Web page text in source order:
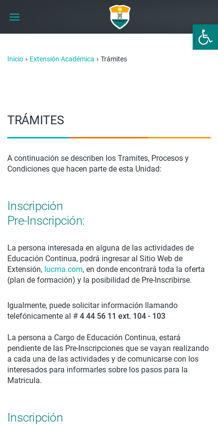
Abrir
Inicio › Extensión Académica › Trámites
TRÁMITES
A continuación se describen los Tramites, Procesos y
Condiciones que hacen parte de esta Unidad:
Inscripción
Pre-Inscripción:
La persona interesada en alguna de las actividades de
Educación Continua, podrá ingresar al Sitio Web de
Extensión, Iucma.com, en donde encontrará toda la oferta
(plan de formación) y la posibilidad de Pre-Inscribirse.
Igualmente, puede solicitar información llamando
telefónicamente al # 4 44 56 11 ext. 104 - 103
La persona a Cargo de Educación Continua, estará
pendiente de las Pre-Inscripciones que se vayan realizando
a cada una de las actividades y de comunicarse con los
interesados para informarles sobre los pasos para la
Matricula.
Inscripción